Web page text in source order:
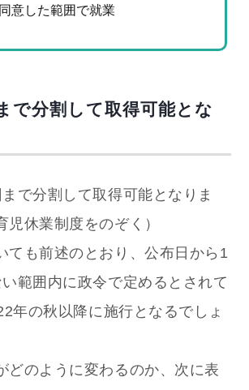
意した範囲で就業
で分割して取得可能とな
で分割して取得可能となりま
児休業制度をのぞく）
ても前述のとおり、公布日から1
範囲内に政令で定めるとされて
年の秋以降に施行となるでしょ
どのように変わるのか、次に表